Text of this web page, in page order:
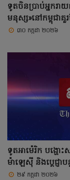
ទូតចិនប្រាប់អ្នករា
មនុស្ស»នៅកម្ពុជា
៣០ កក្កដា ២០២៦
ទូតអាម៉េរិក បង្ហោះ
ម៉ាឡេស៊ី និងប្តេជ្ញា
២៩ កក្កដា ២០២៦